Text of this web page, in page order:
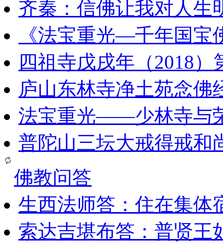
齐秦：信佛让我对人生
《法宝重光—千年国宝
四祖寺戊戌年（2018
庐山东林寺净土苑念佛
法宝重光——少林寺与
普陀山三坛大戒得戒和
佛教问答
生西法师答：住在集体
索达吉堪布答：普贤王